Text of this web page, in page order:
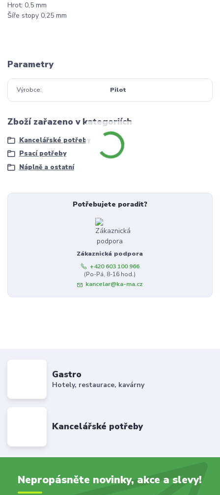
Hrot: 0,5 mm
Šíře stopy 0,25 mm
Parametry
Výrobce Pilot
Zboží zařazeno v kategoriích
Kancelářské potřeby
Psací potřeby
Náplně a ostatní
Potřebujete poradit?
Zákaznická podpora
+420 603 100 966
(Po-Pá, 8-16 hod.)
kancelar@ka-ma.cz
Gastro
Hotely, restaurace, kavárny
Kancelářské potřeby
Nepropásněte novinky, akce a slevy!